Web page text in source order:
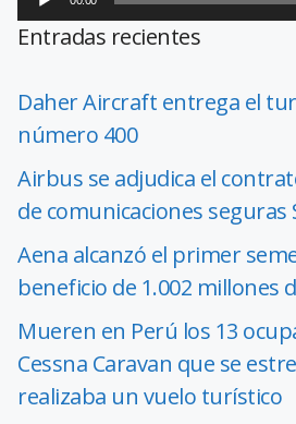
Entradas recientes
Daher Aircraft entrega el
número 400
Airbus se adjudica el
de comunicaciones seguras
Aena alcanzó el primer
beneficio de 1.002 millones
Mueren en Perú los 13
Cessna Caravan que se
realizaba un vuelo turístico